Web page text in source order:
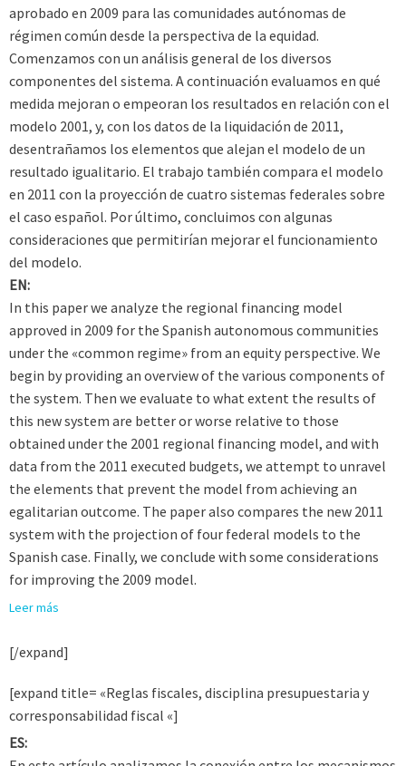
aprobado en 2009 para las comunidades autónomas de
régimen común desde la perspectiva de la equidad.
Comenzamos con un análisis general de los diversos
componentes del sistema. A continuación evaluamos en qué
medida mejoran o empeoran los resultados en relación con el
modelo 2001, y, con los datos de la liquidación de 2011,
desentrañamos los elementos que alejan el modelo de un
resultado igualitario. El trabajo también compara el modelo
en 2011 con la proyección de cuatro sistemas federales sobre
el caso español. Por último, concluimos con algunas
consideraciones que permitirían mejorar el funcionamiento
del modelo.
EN:
In this paper we analyze the regional financing model
approved in 2009 for the Spanish autonomous communities
under the «common regime» from an equity perspective. We
begin by providing an overview of the various components of
the system. Then we evaluate to what extent the results of
this new system are better or worse relative to those
obtained under the 2001 regional financing model, and with
data from the 2011 executed budgets, we attempt to unravel
the elements that prevent the model from achieving an
egalitarian outcome. The paper also compares the new 2011
system with the projection of four federal models to the
Spanish case. Finally, we conclude with some considerations
for improving the 2009 model.
Leer más
[/expand]
[expand title= «Reglas fiscales, disciplina presupuestaria y
corresponsabilidad fiscal «]
ES: